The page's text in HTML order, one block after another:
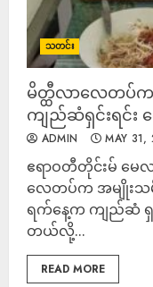
သတင်း
မိတ္ထီလာလေတပ်က
ကျည်ဆံရှင်းရင်း
ADMIN MAY 31,
ဧရာဝတီတိုင်းမ် မေ
လေတပ်က အမျိုးသ
ရက်နေ့က ကျည်ဆံ ရှင်
တယ်လို့...
READ MORE